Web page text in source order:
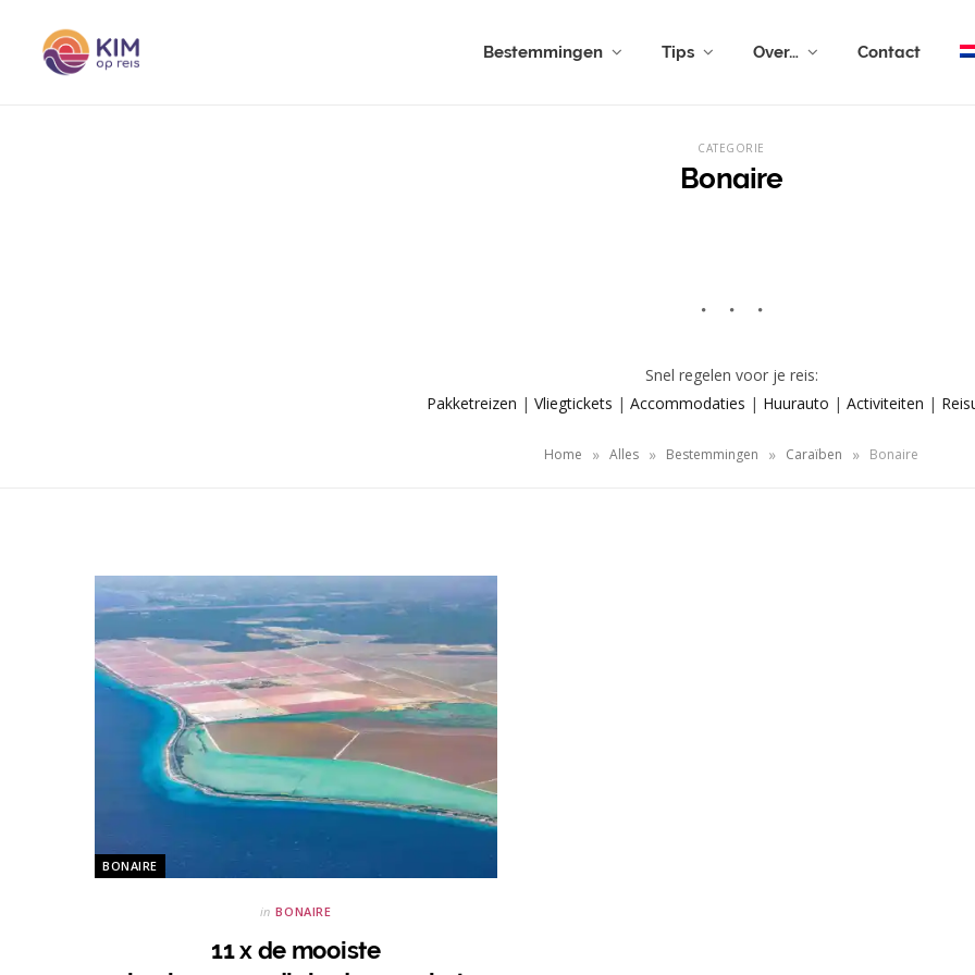
Bestemmingen Tips Over… Contact
CATEGORIE
Bonaire
Snel regelen voor je reis:
Pakketreizen | Vliegtickets | Accommodaties | Huurauto | Activiteiten |
Home » Alles » Bestemmingen » Caraïben » Bonaire
BONAIRE
in BONAIRE
11 x de mooiste